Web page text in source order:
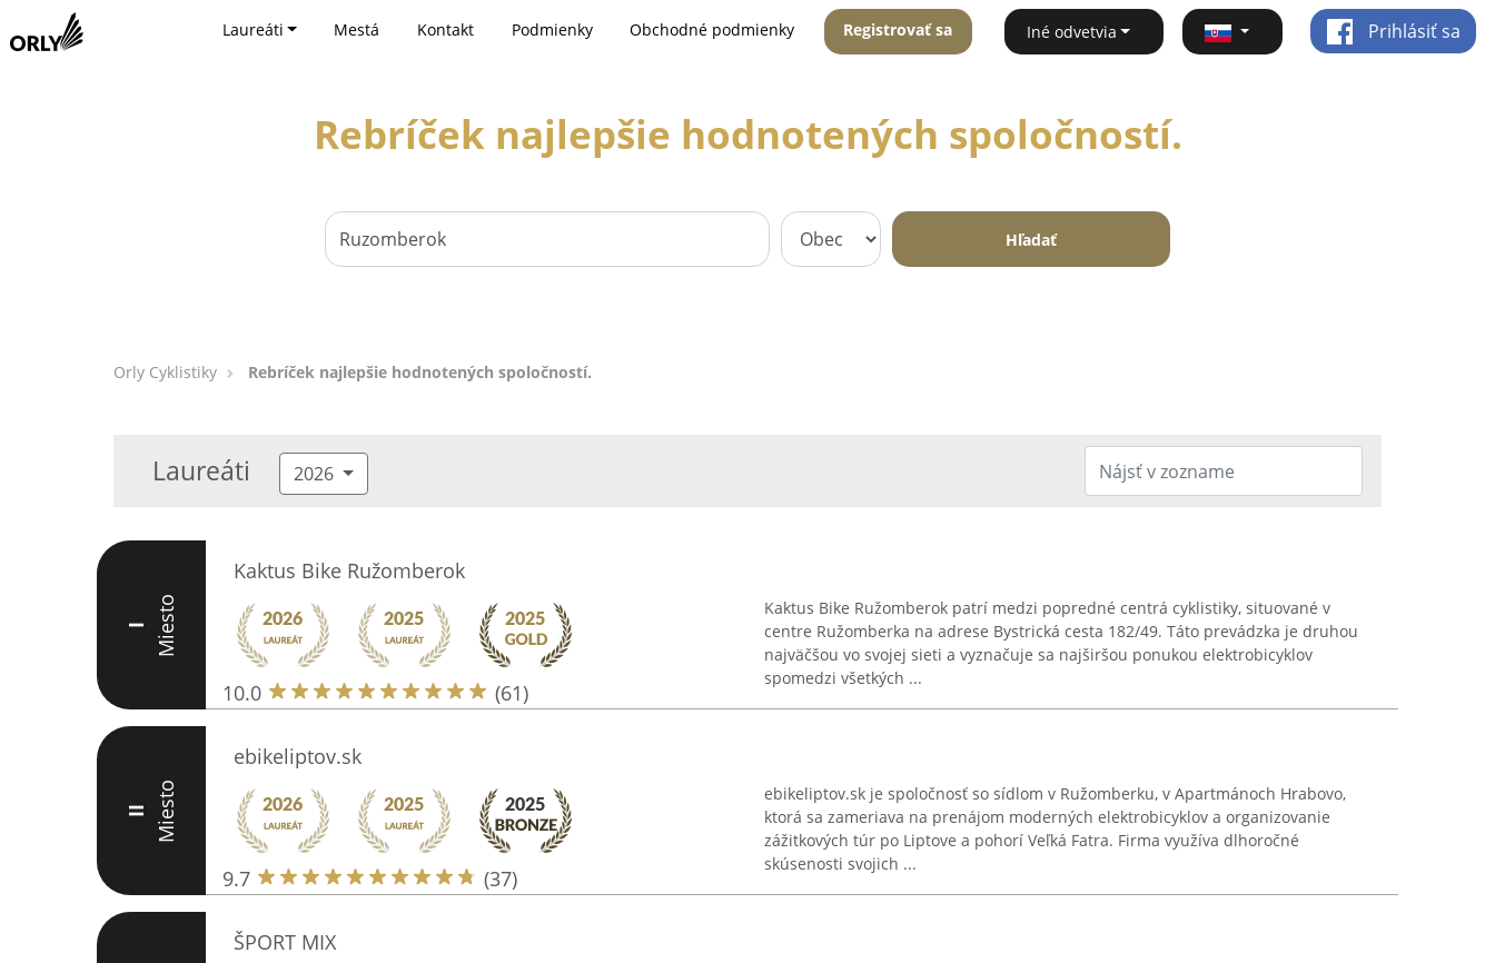
Laureáti Mestá Kontakt Podmienky Obchodné podmienky Registrovať sa Iné odvetvia Prihlásiť sa
Rebríček najlepšie hodnotených spoločností.
Hľadať
Orly Cyklistiky Rebríček najlepšie hodnotených spoločností.
Laureáti 2026
I Miesto
Kaktus Bike Ružomberok
10.0 (61)
Kaktus Bike Ružomberok patrí medzi popredné centrá cyklistiky, situované v
centre Ružomberka na adrese Bystrická cesta 182/49. Táto prevádzka je druhou
najväčšou vo svojej sieti a vyznačuje sa najširšou ponukou elektrobicyklov
spomedzi všetkých ...
II Miesto
ebikeliptov.sk
9.7 (37)
ebikeliptov.sk je spoločnosť so sídlom v Ružomberku, v Apartmánoch Hrabovo,
ktorá sa zameriava na prenájom moderných elektrobicyklov a organizovanie
zážitkových túr po Liptove a pohorí Veľká Fatra. Firma využíva dlhoročné
skúsenosti svojich ...
ŠPORT MIX